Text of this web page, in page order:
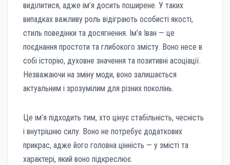
виділитися, адже ім’я досить поширене. У таких
випадках важливу роль відіграють особисті якості,
стиль поведінки та досягнення. Ім’я Іван — це
поєднання простоти та глибокого змісту. Воно несе в
собі історію, духовне значення та позитивні асоціації.
Незважаючи на зміну моди, воно залишається
актуальним і зрозумілим для різних поколінь.
Це ім’я підходить тим, хто цінує стабільність, чесність
і внутрішню силу. Воно не потребує додаткових
прикрас, адже його головна цінність — у змісті та
характері, який воно підкреслює.